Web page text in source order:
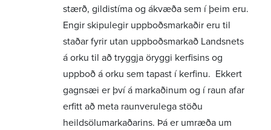
stærð, gildistíma og ákvæða sem í þeim eru.
Engir skipulegir uppboðsmarkaðir eru til
staðar fyrir utan uppboðsmarkað Landsnets
á orku til að tryggja öryggi kerfisins og
uppboð á orku sem tapast í kerfinu. Ekkert
gagnsæi er því á markaðinum og í raun afar
erfitt að meta raunverulega stöðu
heildsölumarkaðarins. Þá er umræða um